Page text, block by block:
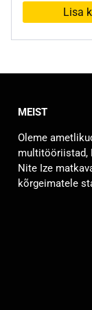
Lisa
MEIST
Oleme
multitööriistad,
Nite Ize
kõrgeimatele